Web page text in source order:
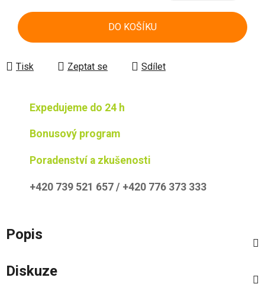
DO KOŠÍKU
Tisk Zeptat se Sdílet
Expedujeme do 24 h
Bonusový program
Poradenství a zkušenosti
+420 739 521 657 / +420 776 373 333
Popis
Diskuze